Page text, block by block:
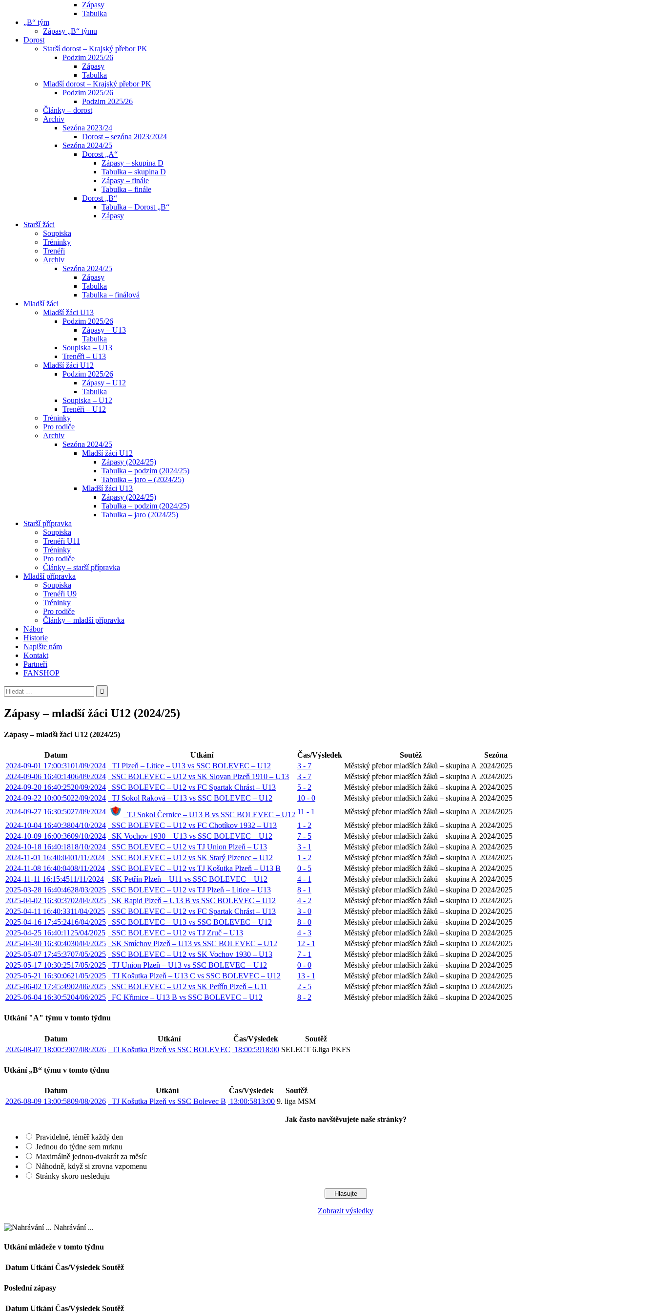
Zápasy
Tabulka
„B“ tým
Zápasy „B“ týmu
Dorost
Starší dorost – Krajský přebor PK
Podzim 2025/26
Zápasy
Tabulka
Mladší dorost – Krajský přebor PK
Podzim 2025/26
Podzim 2025/26
Články – dorost
Archiv
Sezóna 2023/24
Dorost – sezóna 2023/2024
Sezóna 2024/25
Dorost „A“
Zápasy – skupina D
Tabulka – skupina D
Zápasy – finále
Tabulka – finále
Dorost „B“
Tabulka – Dorost „B“
Zápasy
Starší žáci
Soupiska
Tréninky
Trenéři
Archiv
Sezóna 2024/25
Zápasy
Tabulka
Tabulka – finálová
Mladší žáci
Mladší žáci U13
Podzim 2025/26
Zápasy – U13
Tabulka
Soupiska – U13
Trenéři – U13
Mladší žáci U12
Podzim 2025/26
Zápasy – U12
Tabulka
Soupiska – U12
Trenéři – U12
Tréninky
Pro rodiče
Archiv
Sezóna 2024/25
Mladší žáci U12
Zápasy (2024/25)
Tabulka – podzim (2024/25)
Tabulka – jaro – (2024/25)
Mladší žáci U13
Zápasy (2024/25)
Tabulka – podzim (2024/25)
Tabulka – jaro (2024/25)
Starší přípravka
Soupiska
Trenéři U11
Tréninky
Pro rodiče
Články – starší přípravka
Mladší přípravka
Soupiska
Trenéři U9
Tréninky
Pro rodiče
Články – mladší přípravka
Nábor
Historie
Napište nám
Kontakt
Partneři
FANSHOP
Vyhledávání
Zápasy – mladší žáci U12 (2024/25)
Zápasy – mladší žáci U12 (2024/25)
Datum Utkání Čas/Výsledek Soutěž
Sezóna
2024-09-01 17:00:3101/09/2024 TJ Plzeň – Litice – U13 vs SSC BOLEVEC – U12 3 - 7 Městský přebor mladších žáků – skupina A 2024/2025
2024-09-06 16:40:1406/09/2024 SSC BOLEVEC – U12 vs SK Slovan Plzeň 1910 – U13 3 - 7 Městský přebor mladších žáků – skupina A 2024/2025
2024-09-20 16:40:2520/09/2024 SSC BOLEVEC – U12 vs FC Spartak Chrást – U13 5 - 2 Městský přebor mladších žáků – skupina A 2024/2025
2024-09-22 10:00:5022/09/2024 TJ Sokol Raková – U13 vs SSC BOLEVEC – U12 10 - 0 Městský přebor mladších žáků – skupina A 2024/2025
2024-09-27 16:30:5027/09/2024 TJ Sokol Černice – U13 B vs SSC BOLEVEC – U12 11 - 1 Městský přebor mladších žáků – skupina A 2024/2025
2024-10-04 16:40:3804/10/2024 SSC BOLEVEC – U12 vs FC Chotíkov 1932 – U13 1 - 2 Městský přebor mladších žáků – skupina A 2024/2025
2024-10-09 16:00:3609/10/2024 SK Vochov 1930 – U13 vs SSC BOLEVEC – U12 7 - 5 Městský přebor mladších žáků – skupina A 2024/2025
2024-10-18 16:40:1818/10/2024 SSC BOLEVEC – U12 vs TJ Union Plzeň – U13 3 - 1 Městský přebor mladších žáků – skupina A 2024/2025
2024-11-01 16:40:0401/11/2024 SSC BOLEVEC – U12 vs SK Starý Plzenec – U12 1 - 2 Městský přebor mladších žáků – skupina A 2024/2025
2024-11-08 16:40:0408/11/2024 SSC BOLEVEC – U12 vs TJ Košutka Plzeň – U13 B 0 - 5 Městský přebor mladších žáků – skupina A 2024/2025
2024-11-11 16:15:4511/11/2024 SK Petřín Plzeň – U11 vs SSC BOLEVEC – U12 4 - 1 Městský přebor mladších žáků – skupina A 2024/2025
2025-03-28 16:40:4628/03/2025 SSC BOLEVEC – U12 vs TJ Plzeň – Litice – U13 8 - 1 Městský přebor mladších žáků – skupina D 2024/2025
2025-04-02 16:30:3702/04/2025 SK Rapid Plzeň – U13 B vs SSC BOLEVEC – U12 4 - 2 Městský přebor mladších žáků – skupina D 2024/2025
2025-04-11 16:40:3311/04/2025 SSC BOLEVEC – U12 vs FC Spartak Chrást – U13 3 - 0 Městský přebor mladších žáků – skupina D 2024/2025
2025-04-16 17:45:2416/04/2025 SSC BOLEVEC – U13 vs SSC BOLEVEC – U12 8 - 0 Městský přebor mladších žáků – skupina D 2024/2025
2025-04-25 16:40:11 25/04/2025 SSC BOLEVEC – U12 vs TJ Zruč – U13 4 - 3 Městský přebor mladších žáků – skupina D 2024/2025
2025-04-30 16:30:4030/04/2025 SK Smíchov Plzeň – U13 vs SSC BOLEVEC – U12 12 - 1 Městský přebor mladších žáků – skupina D 2024/2025
2025-05-07 17:45:3707/05/2025 SSC BOLEVEC – U12 vs SK Vochov 1930 – U13 7 - 1 Městský přebor mladších žáků – skupina D 2024/2025
2025-05-17 10:30:2517/05/2025 TJ Union Plzeň – U13 vs SSC BOLEVEC – U12 0 - 0 Městský přebor mladších žáků – skupina D 2024/2025
2025-05-21 16:30:0621/05/2025 TJ Košutka Plzeň – U13 C vs SSC BOLEVEC – U12 13 - 1 Městský přebor mladších žáků – skupina D 2024/2025
2025-06-02 17:45:4902/06/2025 SSC BOLEVEC – U12 vs SK Petřín Plzeň – U11 2 - 5 Městský přebor mladších žáků – skupina D 2024/2025
2025-06-04 16:30:5204/06/2025 FC Křimice – U13 B vs SSC BOLEVEC – U12 8 - 2 Městský přebor mladších žáků – skupina D 2024/2025
Utkání "A" týmu v tomto týdnu
Datum Utkání Čas/Výsledek
Soutěž
2026-08-07 18:00:5907/08/2026 TJ Košutka Plzeň vs SSC BOLEVEC 18:00:5918:00 SELECT 6.liga PKFS
Utkání „B“ týmu v tomto týdnu
Datum Utkání Čas/Výsledek
Soutěž
2026-08-09 13:00:5809/08/2026 TJ Košutka Plzeň vs SSC Bolevec B 13:00:5813:00 9. liga MSM
Jak často navštěvujete naše stránky?
Pravidelně, téměř každý den
Jednou do týdne sem mrknu
Maximálně jednou-dvakrát za měsíc
Náhodně, když si zrovna vzpomenu
Stránky skoro nesleduju
Zobrazit výsledky
Nahrávání ...
Utkání mládeže v tomto týdnu
Datum Utkání Čas/Výsledek Soutěž
Poslední zápasy
Datum Utkání Čas/Výsledek Soutěž